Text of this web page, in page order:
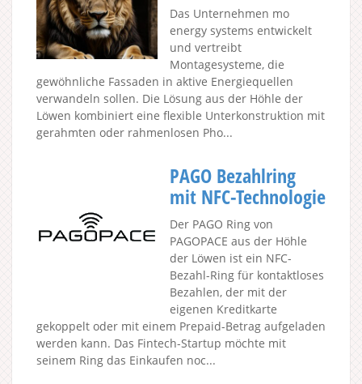
Das Unternehmen mo
energy systems entwickelt
und vertreibt
Montagesysteme, die
gewöhnliche Fassaden in aktive Energiequellen
verwandeln sollen. Die Lösung aus der Höhle der
Löwen kombiniert eine flexible Unterkonstruktion mit
gerahmten oder rahmenlosen Pho...
PAGO Bezahlring
mit NFC-Technologie
Der PAGO Ring von
PAGOPACE aus der Höhle
der Löwen ist ein NFC-
Bezahl-Ring für kontaktloses
Bezahlen, der mit der
eigenen Kreditkarte
gekoppelt oder mit einem Prepaid-Betrag aufgeladen
werden kann. Das Fintech-Startup möchte mit
seinem Ring das Einkaufen noc...